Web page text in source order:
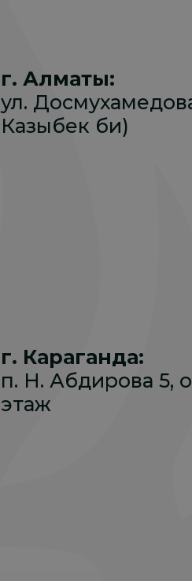
г. Алматы:
ул.
Казыбек би)
г. Караганда:
п. Н. Абдирова 5,
этаж